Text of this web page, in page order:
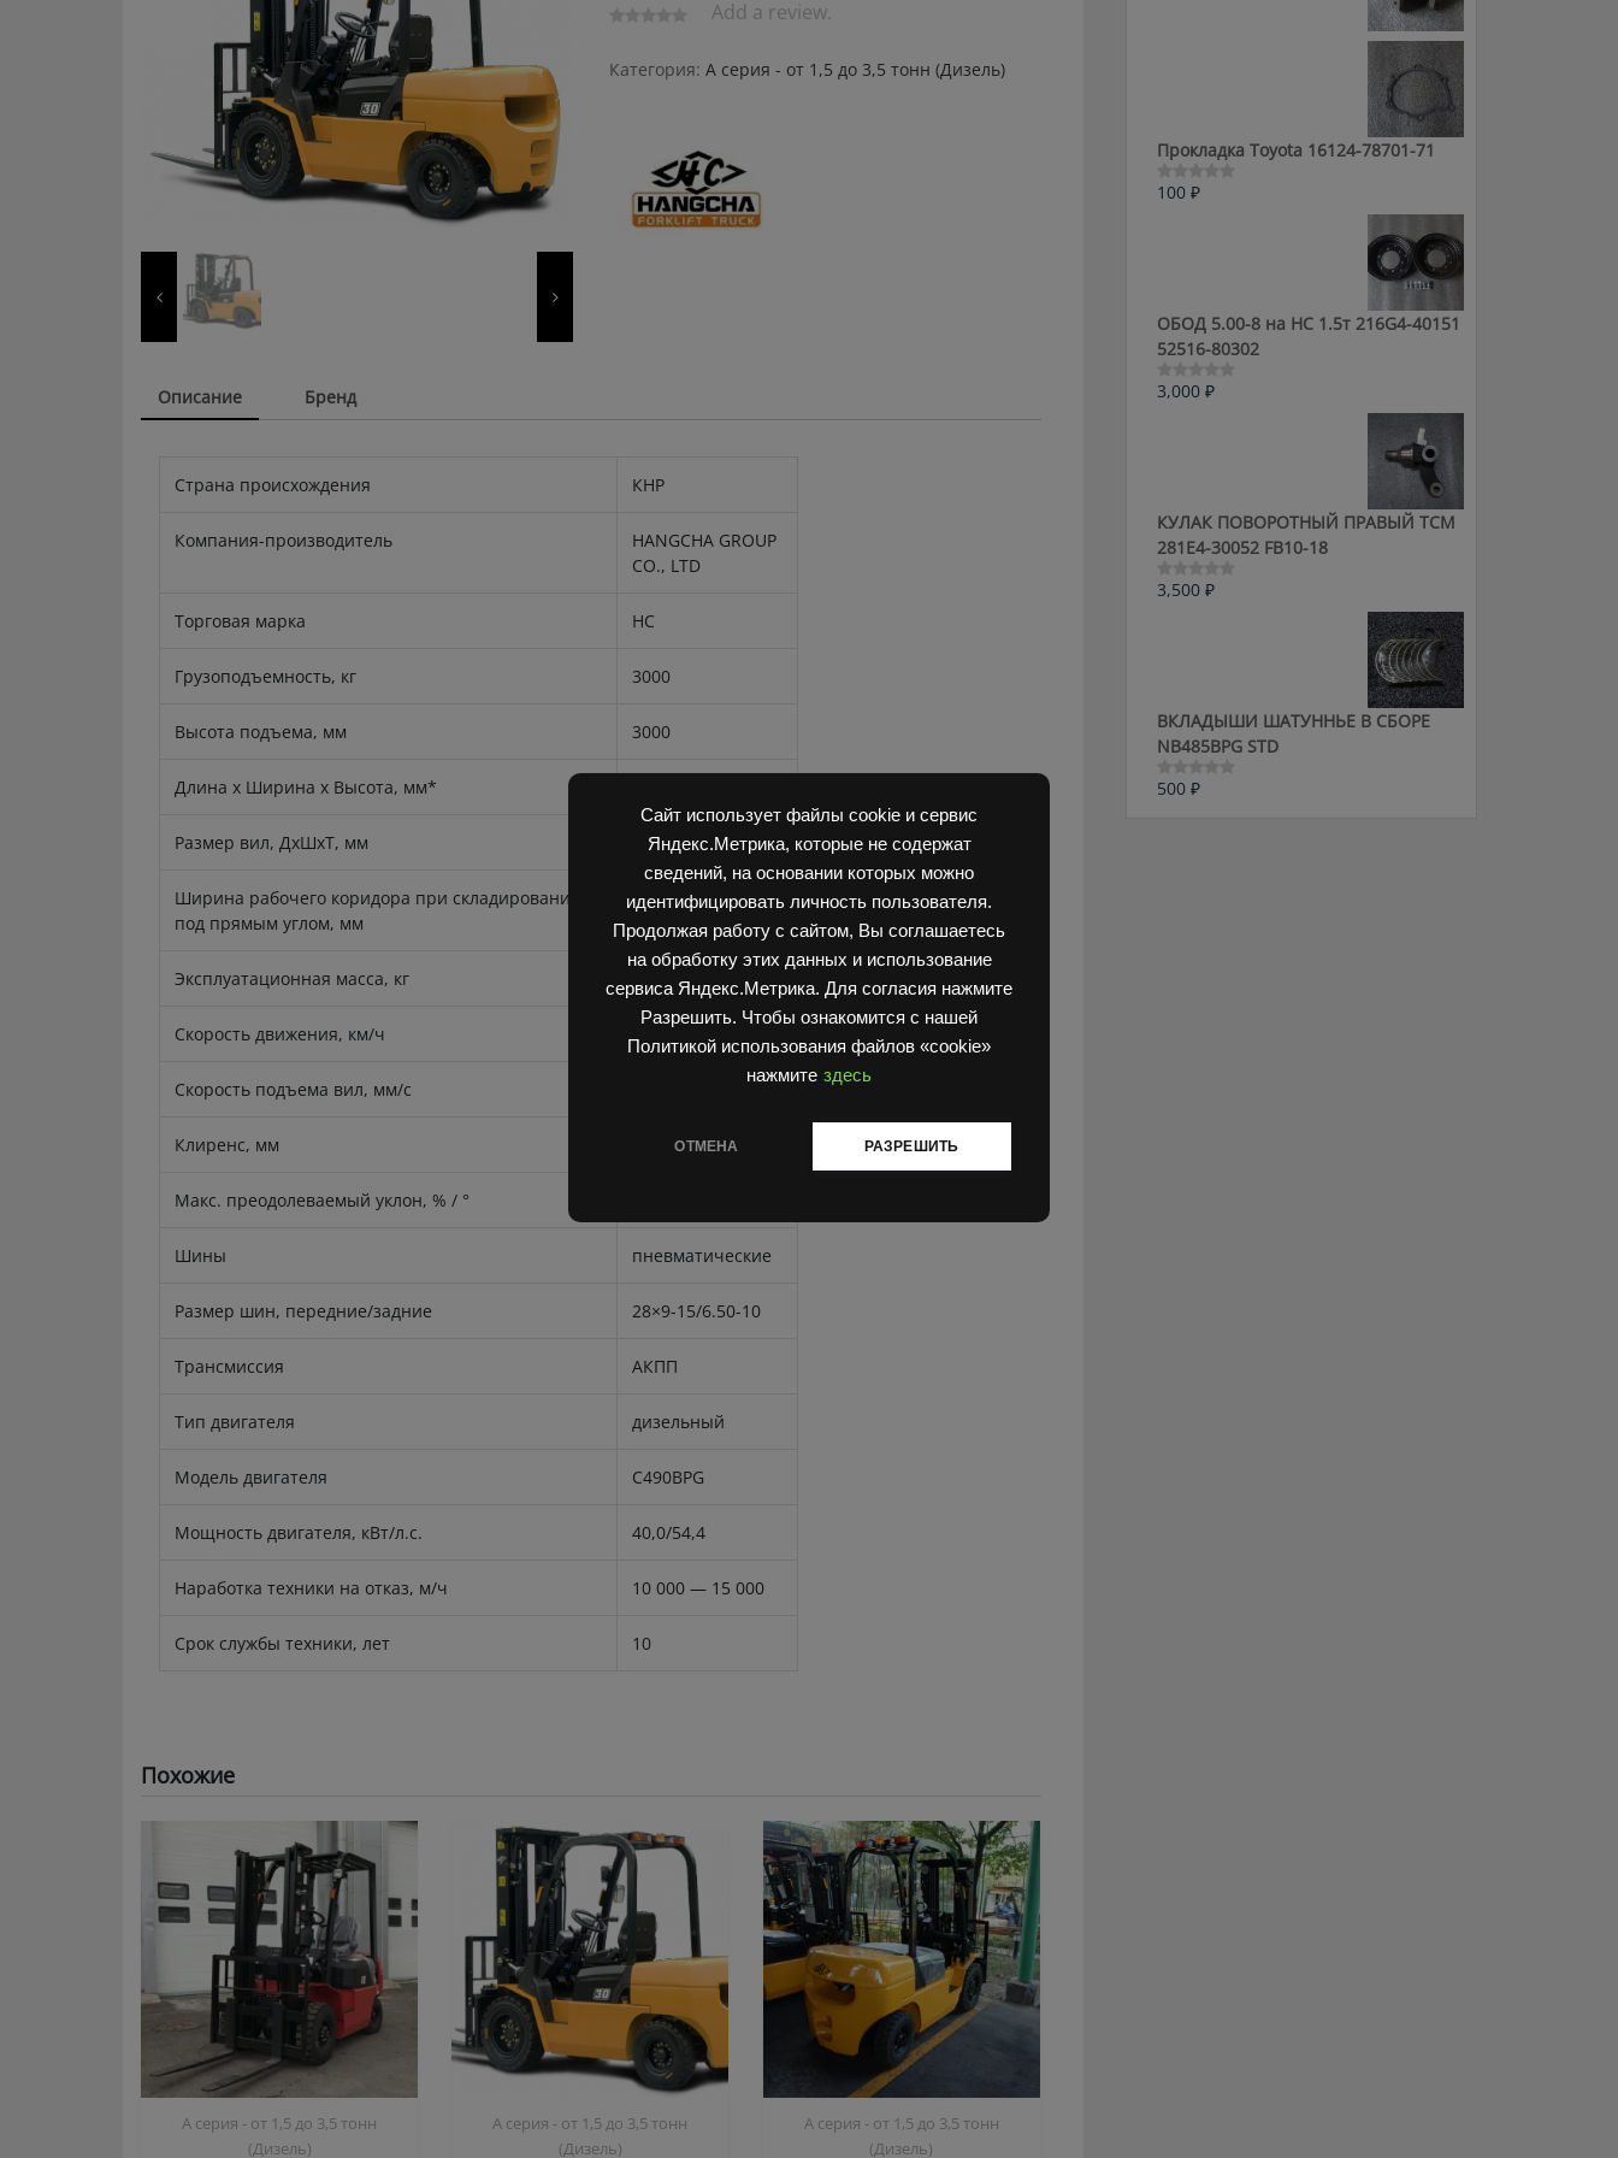
Сайт использует файлы cookie и сервис
Яндекс.Метрика, которые не содержат
сведений, на основании которых можно
идентифицировать личность пользователя.
Продолжая работу с сайтом, Вы соглашаетесь
на обработку этих данных и использование
сервиса Яндекс.Метрика. Для согласия нажмите
Разрешить. Чтобы ознакомится с нашей
Политикой использования файлов «cookie»
нажмите здесь
ОТМЕНА РАЗРЕШИТЬ
Add a review.
Категория: A серия - от 1,5 до 3,5 тонн (Дизель)
Описание Бренд
Страна происхождения КНР
Компания-производитель
HANGCHA GROUP
CO., LTD
Торговая марка HC
Грузоподъемность, кг 3000
Высота подъема, мм 3000
Длина x Ширина x Высота, мм*
Размер вил, ДxШxТ, мм 1070x122x45
Ширина рабочего коридора при складировании
под прямым углом, мм
4150
Эксплуатационная масса, кг
Скорость движения, км/ч
Скорость подъема вил, мм/с
Клиренс, мм
Макс. преодолеваемый уклон, % / °
Шины пневматические
Размер шин, передние/задние 28×9-15/6.50-10
Трансмиссия АКПП
Тип двигателя дизельный
Модель двигателя C490BPG
Мощность двигателя, кВт/л.с. 40,0/54,4
Наработка техники на отказ, м/ч 10 000 — 15 000
Срок службы техники, лет 10
Похожие
A серия - от 1,5 до 3,5 тонн
(Дизель)
A серия - от 1,5 до 3,5 тонн
(Дизель)
A серия - от 1,5 до 3,5 тонн
(Дизель)
Прокладка Toyota 16124-78701-71
Оценка
100 ₽
ОБОД 5.00-8 на HC 1.5т 216G4-40151
52516-80302
Оценка
3,000 ₽
КУЛАК ПОВОРОТНЫЙ ПРАВЫЙ ТСМ
281E4-30052 FB10-18
Оценка
3,500 ₽
ВКЛАДЫШИ ШАТУННЬЕ В СБОРЕ
NB485BPG STD
Оценка
500 ₽